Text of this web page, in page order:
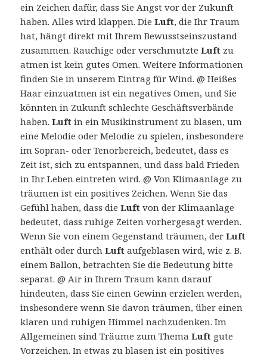
ein Zeichen dafür, dass Sie Angst vor der Zukunft
haben. Alles wird klappen. DieLuft, die Ihr Traum
hat, hängt direkt mit Ihrem Bewusstseinszustand
zusammen. Rauchige oder verschmutzteLuft zu
atmen ist kein gutes Omen. Weitere Informationen
finden Sie in unserem Eintrag für Wind. @ Heißes
Haar einzuatmen ist ein negatives Omen, und Sie
könnten in Zukunft schlechte Geschäftsverbände
haben.Luft in ein Musikinstrument zu blasen, um
eine Melodie oder Melodie zu spielen, insbesondere
im Sopran- oder Tenorbereich, bedeutet, dass es
Zeit ist, sich zu entspannen, und dass bald Frieden
in Ihr Leben eintreten wird. @ Von Klimaanlage zu
träumen ist ein positives Zeichen. Wenn Sie das
Gefühl haben, dass dieLuft von der Klimaanlage
bedeutet, dass ruhige Zeiten vorhergesagt werden.
Wenn Sie von einem Gegenstand träumen, derLuft
enthält oder durchLuft aufgeblasen wird, wie z. B.
einem Ballon, betrachten Sie die Bedeutung bitte
separat. @ Air in Ihrem Traum kann darauf
hindeuten, dass Sie einen Gewinn erzielen werden,
insbesondere wenn Sie davon träumen, über einen
klaren und ruhigen Himmel nachzudenken. Im
Allgemeinen sind Träume zum ThemaLuft gute
Vorzeichen. In etwas zu blasen ist ein positives